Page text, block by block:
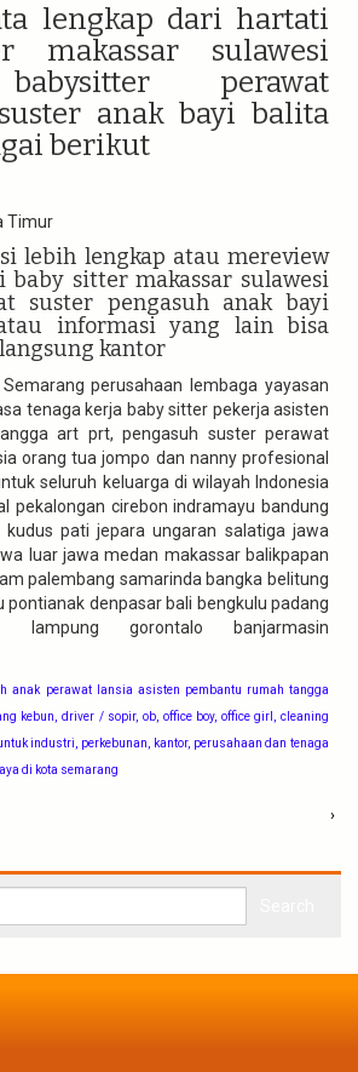
lengkap dari hartati
makassar sulawesi
perawat
anak bayi balita
berikut
Timur
lebih lengkap atau mereview
sitter makassar sulawesi
suster pengasuh anak bayi
informasi yang lain bisa
kantor
perusahaan lembaga yayasan
tenaga kerja baby sitter pekerja asisten
art prt, pengasuh suster perawat
orang tua jompo dan nanny profesional
seluruh keluarga di wilayah Indonesia
pekalongan cirebon indramayu bandung
pati jepara ungaran salatiga jawa
luar jawa medan makassar balikpapan
palembang samarinda bangka belitung
pontianak denpasar bali bengkulu padang
lampung gorontalo banjarmasin
anak perawat lansia asisten pembantu rumah tangga
kebun, driver / sopir, ob, office boy, office girl, cleaning
industri, perkebunan, kantor, perusahaan dan tenaga
di kota semarang
›